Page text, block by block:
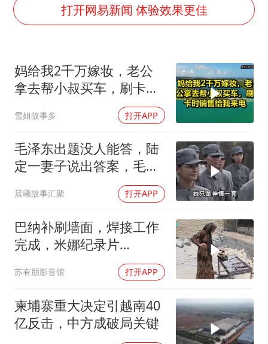
关之琳否认与27岁模特的恋情
多地要求领导干部带头休假
奋进开新局 实干挑大梁
打开网易新闻 体验效果更佳
妈给我2千万嫁妆，老公
拿去帮小叔买车，刷卡时
雪姐故事多 打开APP
毛泽东出题没人能答，陆
定一妻子说出答案，毛主
晨曦故事汇聚 打开APP
巴纳补刷墙面，焊接工作
完成，米娜纪录片
苏有朋影音馆 打开APP
柬埔寨重大决定引越南40
亿反击，中方成破局关键